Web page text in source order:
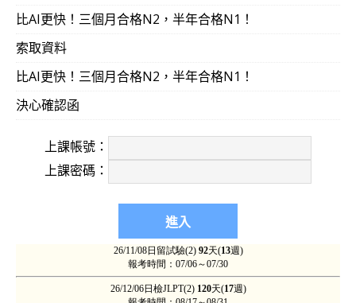
比AI更快！三個月合格N2，半年合格N1！
索取資料
比AI更快！三個月合格N2，半年合格N1！
決心確認函
上課帳號：
上課密碼：